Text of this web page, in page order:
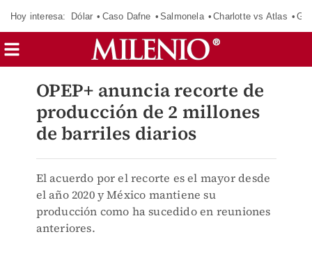
Hoy interesa: Dólar Caso Dafne Salmonela Charlotte vs Atlas
OPEP+ anuncia recorte de
producción de 2 millones
de barriles diarios
El acuerdo por el recorte es el mayor desde
el año 2020 y México mantiene su
producción como ha sucedido en reuniones
anteriores.